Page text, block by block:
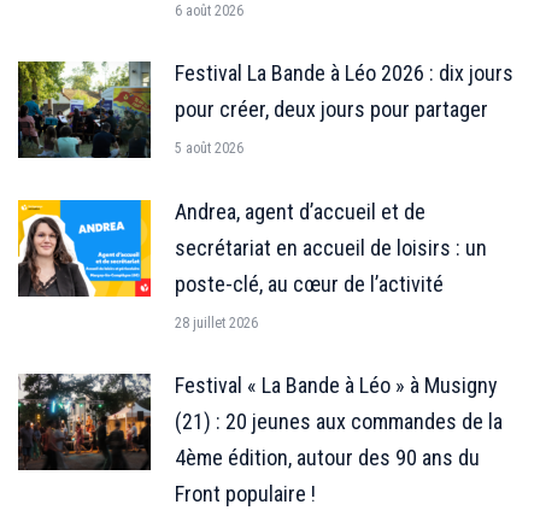
6 août 2026
Festival La Bande à Léo 2026 : dix jours
pour créer, deux jours pour partager
5 août 2026
Andrea, agent d’accueil et de
secrétariat en accueil de loisirs : un
poste-clé, au cœur de l’activité
28 juillet 2026
Festival « La Bande à Léo » à Musigny
(21) : 20 jeunes aux commandes de la
4ème édition, autour des 90 ans du
Front populaire !